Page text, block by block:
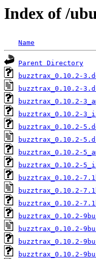
Index of /
Name
Parent Directory
buzztrax_0.10.2-
buzztrax_0.10.2-
buzztrax_0.10.2-
buzztrax_0.10.2-
buzztrax_0.10.2-
buzztrax_0.10.2-
buzztrax_0.10.2-
buzztrax_0.10.2-
buzztrax_0.10.2-
buzztrax_0.10.2-
buzztrax_0.10.2-
buzztrax_0.10.2-
buzztrax_0.10.2-
buzztrax_0.10.2-
buzztrax_0.10.2-